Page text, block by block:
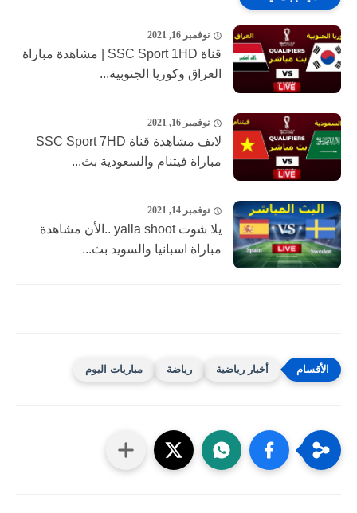
نوفمبر 16, 2021
قناة SSC Sport 1HD | مشاهدة مباراة
العراق وكوريا الجنوبية...
نوفمبر 16, 2021
لايف مشاهدة قناة SSC Sport 7HD
مباراة فيتنام والسعودية بث...
نوفمبر 14, 2021
يلا شوت yalla shoot ..الأن مشاهدة
مباراة اسبانيا والسويد بث...
أخبار رياضية رياضة مباريات اليوم